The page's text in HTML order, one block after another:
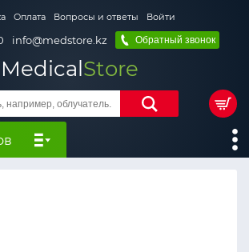
Оплата Вопросы и ответы Войти
info@medstore.kz Обратный звонок
MedicalStore